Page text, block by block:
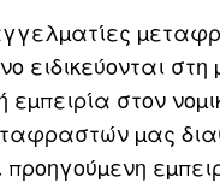
ειδικεύονται
εμπειρία στον
μας
προηγούμενη